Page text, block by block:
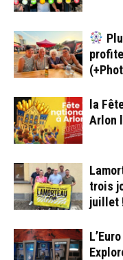
la
Arlon
trois
juillet